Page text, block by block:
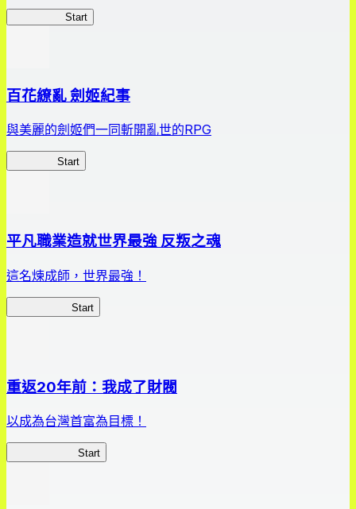
Start
百花繚亂 劍姬紀事
與美麗的劍姬們一同斬開亂世的RPG
Start
平凡職業造就世界最強 反叛之魂
這名煉成師，世界最強！
Start
重返20年前：我成了財閥
以成為台灣首富為目標！
Start